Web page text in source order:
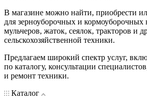
В магазине можно найти, приобрести
для зерноуборочных и кормоуборочных
мульчеров, жаток, сеялок, тракторов и
сельскохозяйственной техники.
Предлагаем широкий спектр услуг,
по каталогу, консультации
и ремонт техники.
Каталог